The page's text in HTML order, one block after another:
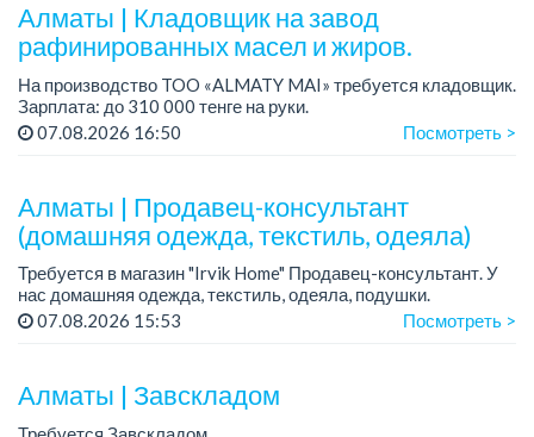
Алматы | Кладовщик на завод
рафинированных масел и жиров.
На производство TOO «ALMATY MAI» требуется кладовщик.
Зарплата: до 310 000 тенге на руки.
График работы: 5/2, с 08.00 до 17.00.
07.08.2026 16:50 Посмотреть >
Алматы | Продавец-консультант
(домашняя одежда, текстиль, одеяла)
Требуется в магазин "Irvik Home" Продавец-консультант. У
нас домашняя одежда, текстиль, одеяла, подушки.
График работы: 4/2, с 10:00 до 20:00.
07.08.2026 15:53 Посмотреть >
Алматы | Завскладом